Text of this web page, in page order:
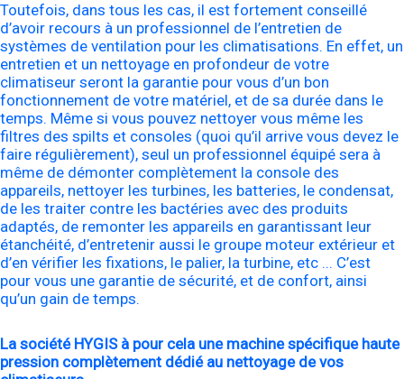
Toutefois, dans tous les cas, il est fortement conseillé
d’avoir recours à un professionnel de l’entretien de
systèmes de ventilation pour les climatisations. En effet, un
entretien et un nettoyage en profondeur de votre
climatiseur seront la garantie pour vous d’un bon
fonctionnement de votre matériel, et de sa durée dans le
temps. Même si vous pouvez nettoyer vous même les
filtres des spilts et consoles (quoi qu’il arrive vous devez le
faire régulièrement), seul un professionnel équipé sera à
même de démonter complètement la console des
appareils, nettoyer les turbines, les batteries, le condensat,
de les traiter contre les bactéries avec des produits
adaptés, de remonter les appareils en garantissant leur
étanchéité, d’entretenir aussi le groupe moteur extérieur et
d’en vérifier les fixations, le palier, la turbine, etc ... C’est
pour vous une garantie de sécurité, et de confort, ainsi
qu’un gain de temps.
La société HYGIS à pour cela une machine spécifique haute
pression complètement dédié au nettoyage de vos